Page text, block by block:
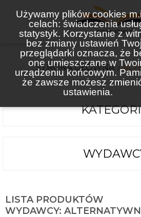
Używamy plików cookies
celach: świadczenia
statystyk. Korzystanie z
bez zmiany ustawień
przeglądarki oznacza, że
one umieszczane w
urządzeniu końcowym.
że zawsze możesz
ustawienia.
STRONA GŁÓWNA
LISTA PRODUKTÓW
WYDAWCY: